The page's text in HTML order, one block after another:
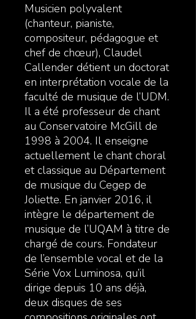
Musicien polyvalent
(chanteur, pianiste,
compositeur, pédagogue et
chef de chœur), Claudel
Callender détient un doctorat
en interprétation vocale de la
faculté de musique de l’UDM.
Il a été professeur de chant
au Conservatoire McGill de
1998 à 2004. Il enseigne
actuellement le chant choral
et classique au Département
de musique du Cegep de
Joliette. En janvier 2016, il
intègre le département de
musique de l’UQAM à titre de
chargé de cours. Fondateur
de l’ensemble vocal et de la
Série Vox Luminosa, qu’il
dirige depuis 10 ans déjà,
deux disques de ses